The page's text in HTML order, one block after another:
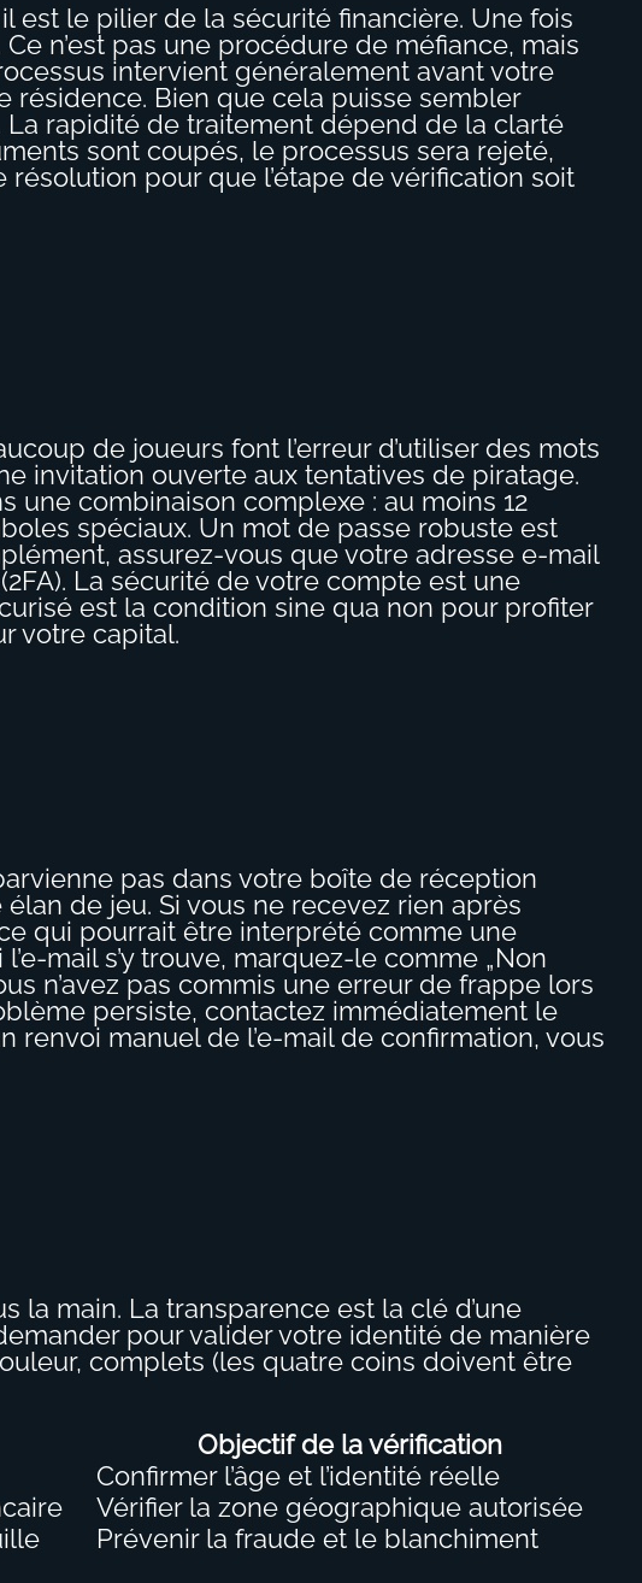
est le pilier de la sécurité financière. Une fois
n’est pas une procédure de méfiance, mais
intervient généralement avant votre
résidence. Bien que cela puisse sembler
La rapidité de traitement dépend de la clarté
sont coupés, le processus sera rejeté,
pour que l’étape de vérification soit
de joueurs font l’erreur d’utiliser des mots
invitation ouverte aux tentatives de piratage.
combinaison complexe : au moins 12
spéciaux. Un mot de passe robuste est
assurez-vous que votre adresse e-mail
La sécurité de votre compte est une
est la condition sine qua non pour profiter
votre capital.
pas dans votre boîte de réception
de jeu. Si vous ne recevez rien après
qui pourrait être interprété comme une
mail s’y trouve, marquez-le comme „Non
n’avez pas commis une erreur de frappe lors
persiste, contactez immédiatement le
manuel de l’e-mail de confirmation, vous
la main. La transparence est la clé d’une
pour valider votre identité de manière
complets (les quatre coins doivent être
Objectif de la vérification
Confirmer l’âge et l’identité réelle
Vérifier la zone géographique autorisée
Prévenir la fraude et le blanchiment